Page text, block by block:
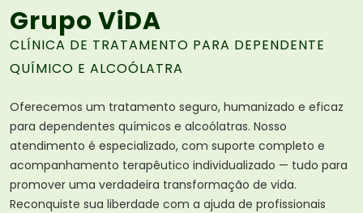
Grupo ViDA
CLÍNICA DE TRATAMENTO PARA DEPENDENTE
QUÍMICO E ALCOÓLATRA
Oferecemos um tratamento seguro, humanizado e eficaz
para dependentes químicos e alcoólatras. Nosso
atendimento é especializado, com suporte completo e
acompanhamento terapêutico individualizado — tudo para
promover uma verdadeira transformação de vida.
Reconquiste sua liberdade com a ajuda de profissionais